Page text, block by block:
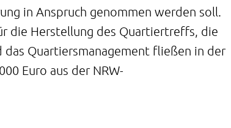
in Anspruch genommen werden soll.
die Herstellung des Quartiertreffs, die
Quartiersmanagement fließen in der
Euro aus der NRW-